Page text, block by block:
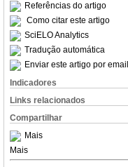
Referências do artigo
Como citar este artigo
SciELO Analytics
Tradução automática
Enviar este artigo por email
Indicadores
Links relacionados
Compartilhar
Mais
Mais